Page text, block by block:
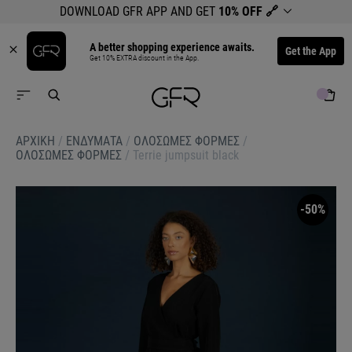
DOWNLOAD GFR APP AND GET 10% OFF 🔗
A better shopping experience awaits.
Get 10% EXTRA discount in the App. Get the App
ΑΡΧΙΚΉ / ΕΝΔΥΜΑΤΑ / ΟΛΟΣΩΜΕΣ ΦΟΡΜΕΣ /
ΟΛΟΣΩΜΕΣ ΦΟΡΜΕΣ / Terrie jumpsuit black
-50%